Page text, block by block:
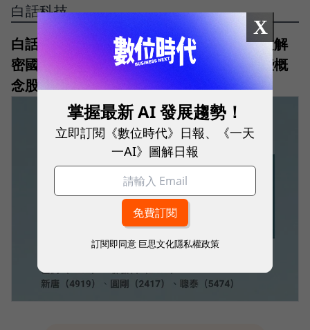
白話科技
白話科技｜台灣無人機產業加速起飛！一文解
密國家隊成員：長榮航太、雷虎⋯還有哪些概
念股？
X
掌握最新 AI 發展趨勢！
立即訂閱《數位時代》日報、《一天
一AI》圖解日報
訂閱即同意 巨思文化隱私權政策